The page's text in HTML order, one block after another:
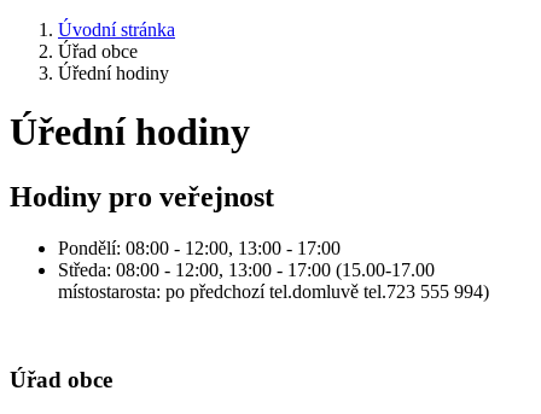
Úvodní stránka
Úřad obce
Úřední hodiny
Úřední hodiny
Hodiny pro veřejnost
Pondělí: 08:00 - 12:00, 13:00 - 17:00
Středa: 08:00 - 12:00, 13:00 - 17:00 (15.00-17.00
místostarosta: po předchozí tel.domluvě tel.723 555 994)
Úřad obce